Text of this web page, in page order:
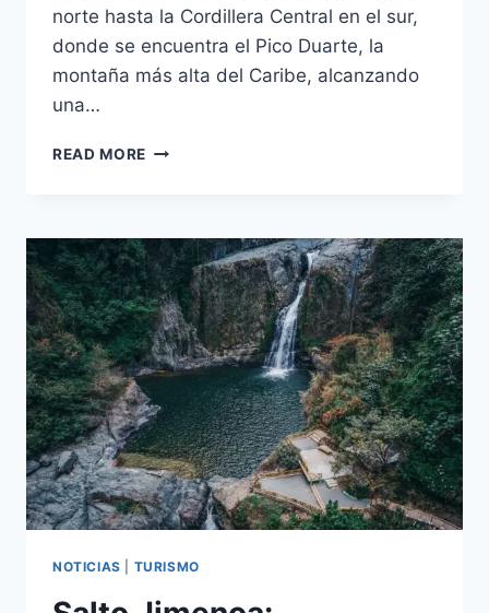
norte hasta la Cordillera Central en el sur,
donde se encuentra el Pico Duarte, la
montaña más alta del Caribe, alcanzando
una…
READ MORE DESCUBRE
Y
CULTURA
EN
EL
CORAZÓN
DE
NOTICIAS TURISMO